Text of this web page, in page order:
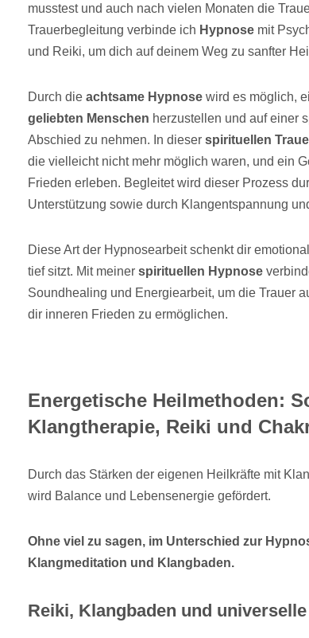
musstest und auch nach vielen Monaten die
Trauerbegleitung verbinde ich Hypnose mit
und Reiki, um dich auf deinem Weg zu sanfter
Durch die achtsame Hypnose wird es möglich,
geliebten Menschen herzustellen und auf einer
Abschied zu nehmen. In dieser spirituellen
die vielleicht nicht mehr möglich waren, und ein
Frieden erleben. Begleitet wird dieser Prozess
Unterstützung sowie durch Klangentspannung
Diese Art der Hypnosearbeit schenkt dir
tief sitzt. Mit meiner spirituellen Hypnose
Soundhealing und Energiearbeit, um die Trauer
dir inneren Frieden zu ermöglichen.
Energetische Heilmethoden:
Klangtherapie, Reiki und
Durch das Stärken der eigenen Heilkräfte mit
wird Balance und Lebensenergie gefördert.
Ohne viel zu sagen, im Unterschied zur
Klangmeditation und Klangbaden.
Reiki, Klangbaden und